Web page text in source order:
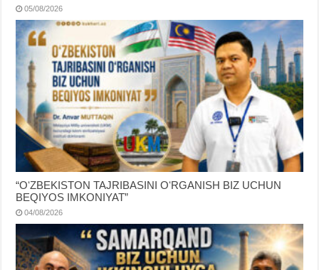
05/08/2026
“OʻZBEKISTON TAJRIBASINI OʻRGANISH BIZ UCHUN
BEQIYOS IMKONIYAT”
04/08/2026